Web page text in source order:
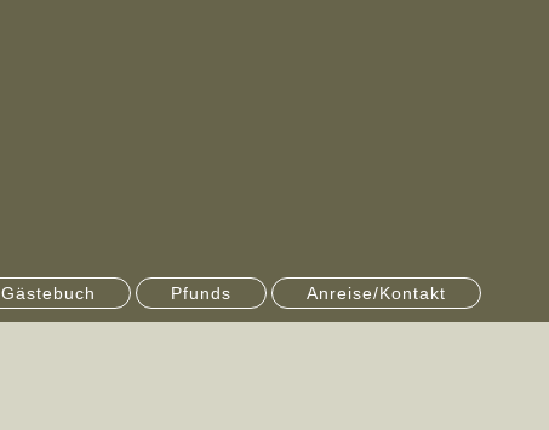
Gästebuch Pfunds Anreise/Kontakt